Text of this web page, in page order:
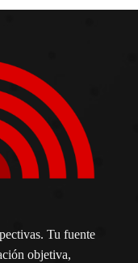
Tu fuente
objetiva,